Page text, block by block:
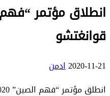
انطلاق مؤتمر
قوانغتشو
2020-11-21ادمن